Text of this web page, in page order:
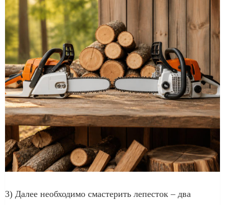
3) Далее необходимо смастерить лепесток – два